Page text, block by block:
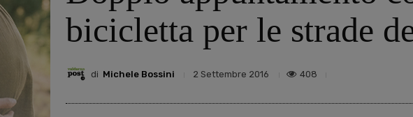
bicicletta per le strade
di Michele Bossini 2 Settembre 2016 408